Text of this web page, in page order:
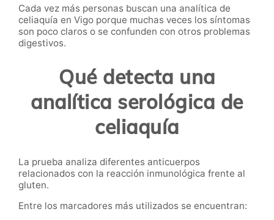
Cada vez más personas buscan una analítica de
celiaquía en Vigo porque muchas veces los síntomas
son poco claros o se confunden con otros problemas
digestivos.
Qué detecta una
analítica serológica de
celiaquía
La prueba analiza diferentes anticuerpos
relacionados con la reacción inmunológica frente al
gluten.
Entre los marcadores más utilizados se encuentran: